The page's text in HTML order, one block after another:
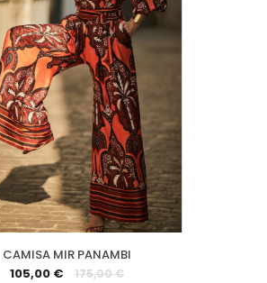
CAMISA MIR PANAMBI
105,00 €
175,00 €